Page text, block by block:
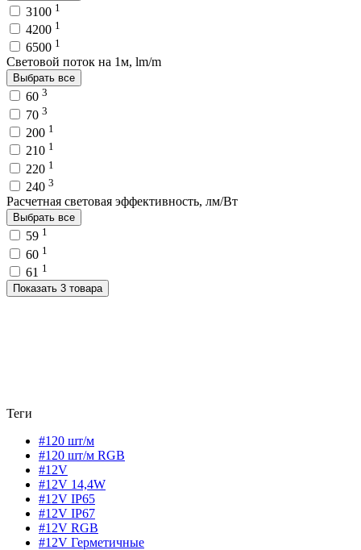
3100 1
4200 1
6500 1
Световой поток на 1м, lm/m
Выбрать все
60 3
70 3
200 1
210 1
220 1
240 3
Расчетная световая эффективность, лм/Вт
Выбрать все
59 1
60 1
61 1
Показать 3 товара
Теги
#120 шт/м
#120 шт/м RGB
#12V
#12V 14,4W
#12V IP65
#12V IP67
#12V RGB
#12V Герметичные